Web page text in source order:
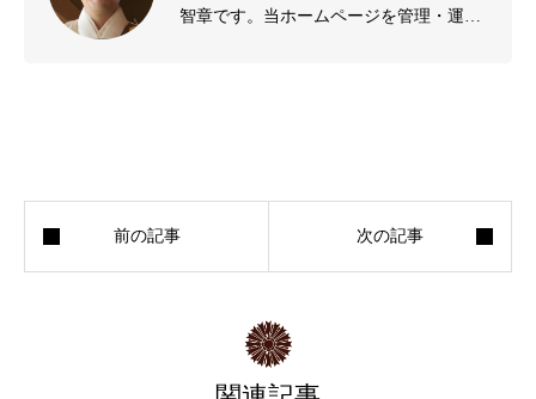
智章です。当ホームページを管理・運営